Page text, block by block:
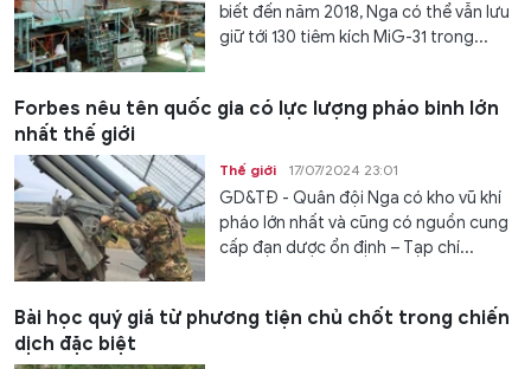
biết đến năm 2018, Nga có thể vẫn lưu
giữ tới 130 tiêm kích MiG-31 trong...
Forbes nêu tên quốc gia có lực lượng pháo binh lớn
nhất thế giới
Thế giới 17/07/2024 23:01
GD&TĐ - Quân đội Nga có kho vũ khí
pháo lớn nhất và cũng có nguồn cung
cấp đạn dược ổn định – Tạp chí...
Bài học quý giá từ phương tiện chủ chốt trong chiến
dịch đặc biệt